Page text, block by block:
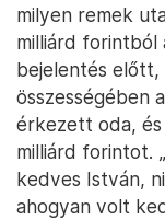
milyen remek
milliárd forintból
bejelentés előtt,
összességében
érkezett oda, és
milliárd forintot.
kedves István,
ahogyan volt